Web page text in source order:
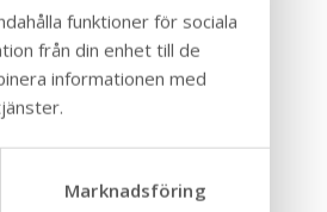
funktioner för sociala
från din enhet till de
informationen med
Marknadsföring